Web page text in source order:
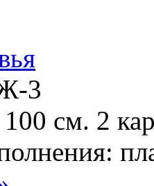
3
см. 2